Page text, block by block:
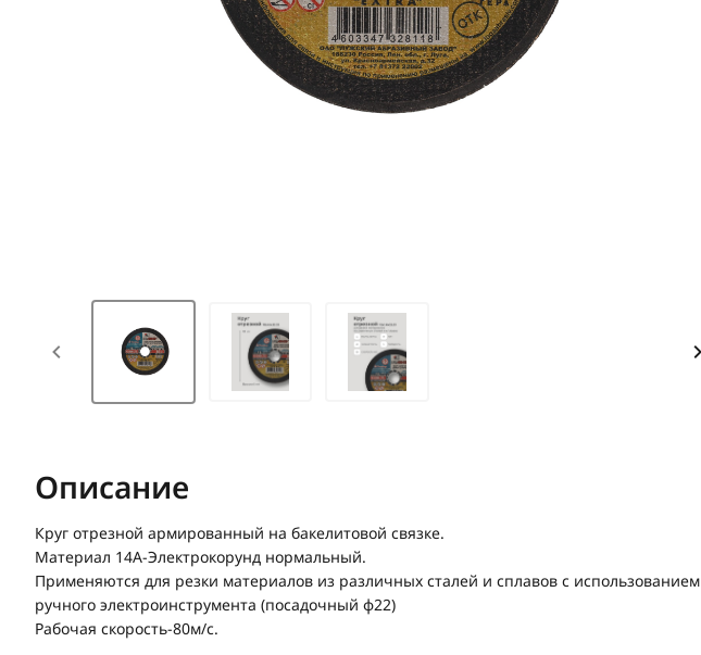
Описание
Круг отрезной армированный на бакелитовой связке.
Материал 14А-Электрокорунд нормальный.
Применяются для резки материалов из различных сталей и сплавов с использованием
ручного электроинструмента (посадочный ф22)
Рабочая скорость-80м/с.